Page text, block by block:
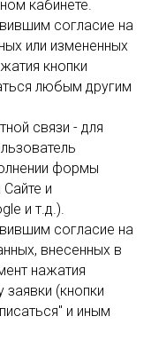
кабинете.
согласие на
или измененных
кнопки
любым другим
связи - для
формы
и
и т.д.).
согласие на
внесенных в
нажатия
(кнопки
и иным